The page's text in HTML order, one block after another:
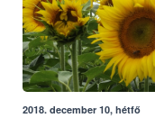
2018. december 10, hétfő